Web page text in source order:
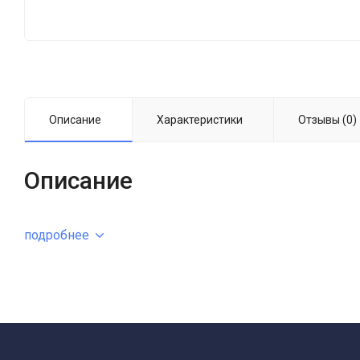
Описание Характеристики Отзывы (0)
Описание
подробнее